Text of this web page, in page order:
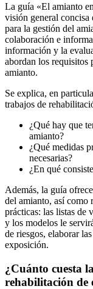
La guía «El amianto
visión general
para la gestión del
colaboración e
información y la
abordan los requisitos
amianto.
Se explica, en
trabajos de
¿Qué hay que
amianto?
¿Qué medidas
necesarias?
¿En qué
Además, la guía
del amianto, así como
prácticas: las listas de
y los modelos le
de riesgos, elaborar
exposición.
¿Cuánto cuesta
rehabilitación de